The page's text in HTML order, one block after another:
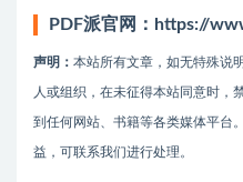
PDF派官网：https://
声明： 本站所有文章，如无特殊说
人或组织，在未征得本站同意时，
到任何网站、书籍等各类媒体平台
益，可联系我们进行处理。